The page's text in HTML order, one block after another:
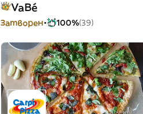
VaBé
Затворен 100%(39)